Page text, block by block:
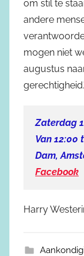
om stil te
andere
mogen niet
augustus
Zaterdag
Van 12:00
Dam,
Facebook
Harry